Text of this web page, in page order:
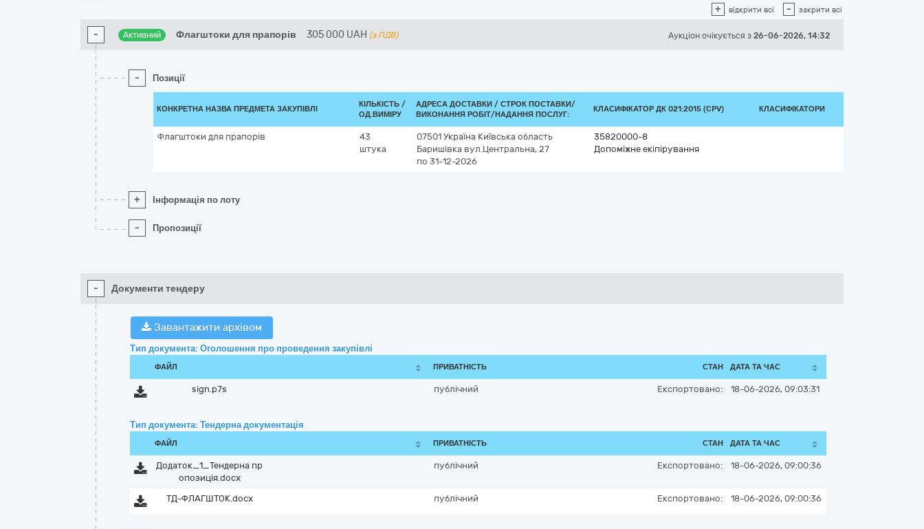
+ відкрити всі - закрити всі
- Активний Флагштоки для прапорів 305 000 UAH (з ПДВ) Аукціон очікується з 26-06-2026, 14:32
- Позиції
КОНКРЕТНА НАЗВА ПРЕДМЕТА ЗАКУПІВЛІ
КІЛЬКІСТЬ /
ОД.ВИМІРУ
АДРЕСА ДОСТАВКИ / СТРОК ПОСТАВКИ/
ВИКОНАННЯ РОБІТ/НАДАННЯ ПОСЛУГ:
КЛАСИФІКАТОР ДК 021:2015 (CPV) КЛАСИФІКАТОРИ
Флагштоки для прапорів
43
штука
07501 Україна Київська область
Баришівка вул.Центральна, 27
по 31-12-2026
35820000-8
Допоміжне екіпірування
+ Інформація по лоту
- Пропозиції
- Документи тендеру
Завантажити архівом
Тип документа: Оголошення про проведення закупівлі
ФАЙЛ ПРИВАТНІСТЬ СТАН ДАТА ТА ЧАС
sign.p7s публічний Експортовано: 18-06-2026, 09:03:31
Тип документа: Тендерна документація
ФАЙЛ ПРИВАТНІСТЬ СТАН ДАТА ТА ЧАС
Додаток_1_Тендерна пр
опозиція.docx
публічний Експортовано: 18-06-2026, 09:00:36
ТД-ФЛАГШТОК.docx публічний Експортовано: 18-06-2026, 09:00:36